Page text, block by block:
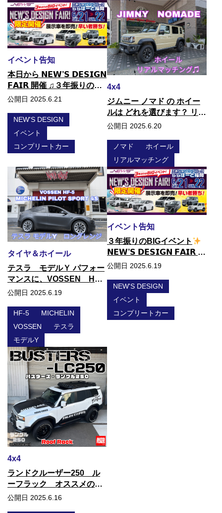
イベント告知
本日から 𝗡𝗘𝗪’𝗦 𝗗𝗘𝗦𝗜𝗚𝗡
𝗙𝗔𝗜𝗥 開催 ♫３年振りの
BIGイベント
公開日 2025.6.21
NEW'S DESIGN
イベント
コンプリートカー
4x4
ジムニー ノマド の ホイー
ルは どれを選びます？ リア
ルマッチングレポート♫
公開日 2025.6.20
ノマド
ホイール
リアルマッチング
タイヤ＆ホイール
テスラ モデルＹ パフォー
マンスに、VOSSEN HF-5
お取り付け！
公開日 2025.6.19
HF-5
MICHELIN
VOSSEN
テスラ
モデルY
イベント告知
３年振りのBIGイベント
𝗡𝗘𝗪’𝗦 𝗗𝗘𝗦𝗜𝗚𝗡 𝗙𝗔𝗜𝗥 開
催決定
公開日 2025.6.19
NEW'S DESIGN
イベント
コンプリートカー
4x4
ランドクルーザー250 ル
ーフラック オススメの
BUSTERS ♫
公開日 2025.6.16